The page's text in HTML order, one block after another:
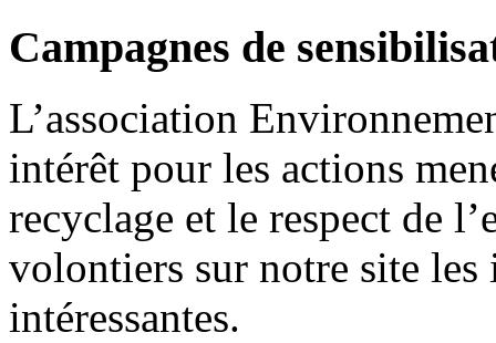
Campagnes de
L’association
intérêt pour les actions
recyclage et le respect de
volontiers sur notre site
intéressantes.